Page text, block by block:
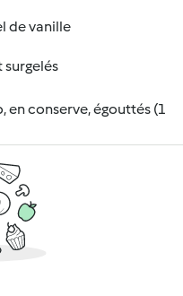
de vanille
en conserve, égouttés (1